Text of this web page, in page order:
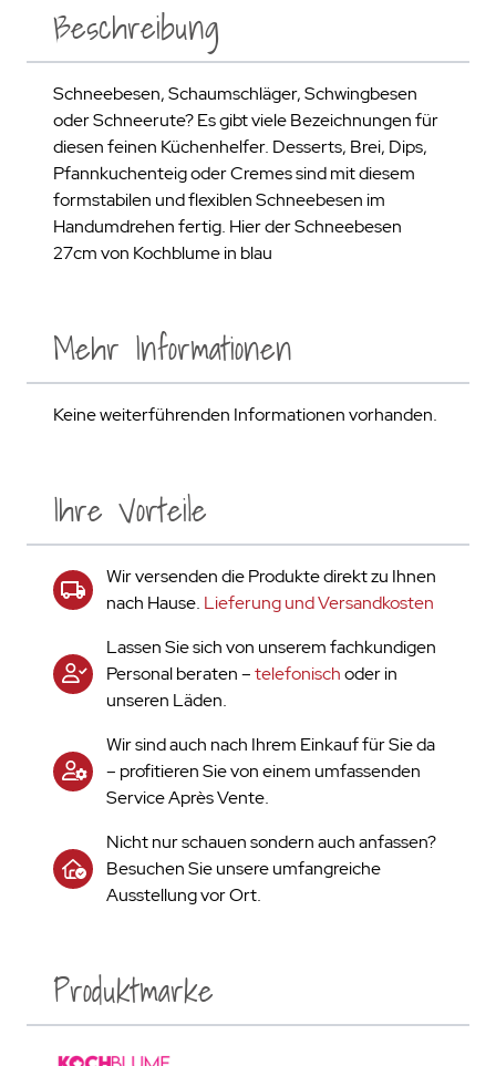
Beschreibung
Schneebesen, Schaumschläger, Schwingbesen
oder Schneerute? Es gibt viele Bezeichnungen für
diesen feinen Küchenhelfer. Desserts, Brei, Dips,
Pfannkuchenteig oder Cremes sind mit diesem
formstabilen und flexiblen Schneebesen im
Handumdrehen fertig. Hier der Schneebesen
27cm von Kochblume in blau
Ihre Vorteile
Wir versenden die Produkte direkt zu Ihnen
nach Hause. Lieferung und Versandkosten
Lassen Sie sich von unserem fachkundigen
Personal beraten –telefonischoder in
unseren Läden.
Wir sind auch nach Ihrem Einkauf für Sie da
– profitieren Sie von einem umfassenden
Service Après Vente.
Nicht nur schauen sondern auch anfassen?
Besuchen Sie unsere umfangreiche
Ausstellung vor Ort.
Mehr Informationen
Keine weiterführenden Informationen vorhanden.
Produktmarke